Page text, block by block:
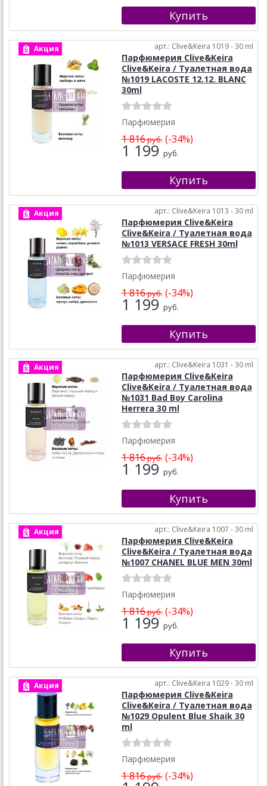
Акция арт.: Clive&Keira 1019 - 30 ml
Парфюмерия Clive&Keira
Clive&Keira / Туалетная вода
№1019 LACOSTE 12.12. BLANC
30ml
Парфюмерия
1 816руб.(-34%)
1 199 руб.
Акция арт.: Clive&Keira 1013 - 30 ml
Парфюмерия Clive&Keira
Clive&Keira / Туалетная вода
№1013 VERSACE FRESH 30ml
Парфюмерия
1 816руб.(-34%)
1 199 руб.
Акция арт.: Clive&Keira 1031 - 30 ml
Парфюмерия Clive&Keira
Clive&Keira / Туалетная вода
№1031 Bad Boy Carolina
Herrera 30 ml
Парфюмерия
1 816руб.(-34%)
1 199 руб.
Акция арт.: Clive&Keira 1007 - 30 ml
Парфюмерия Clive&Keira
Clive&Keira / Туалетная вода
№1007 CHANEL BLUE MEN 30ml
Парфюмерия
1 816руб.(-34%)
1 199 руб.
Акция арт.: Clive&Keira 1029 - 30 ml
Парфюмерия Clive&Keira
Clive&Keira / Туалетная вода
№1029 Opulent Blue Shaik 30
ml
Парфюмерия
1 816руб.(-34%)